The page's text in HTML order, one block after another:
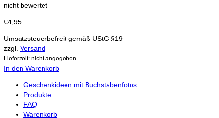
nicht bewertet
€4,95
Umsatzsteuerbefreit gemäß UStG §19
zzgl. Versand
Lieferzeit: nicht angegeben
In den Warenkorb
Geschenkideen mit Buchstabenfotos
Produkte
FAQ
Warenkorb